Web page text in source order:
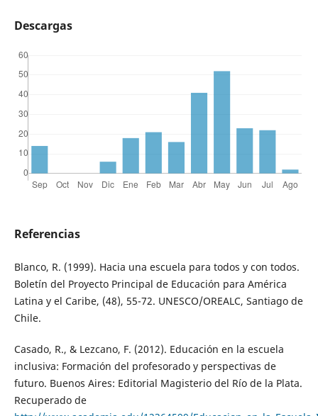
Descargas
Referencias
Blanco, R. (1999). Hacia una escuela para todos y con todos.
Boletín del Proyecto Principal de Educación para América
Latina y el Caribe, (48), 55-72. UNESCO/OREALC, Santiago de
Chile.
Casado, R., & Lezcano, F. (2012). Educación en la escuela
inclusiva: Formación del profesorado y perspectivas de
futuro. Buenos Aires: Editorial Magisterio del Río de la Plata.
Recuperado de